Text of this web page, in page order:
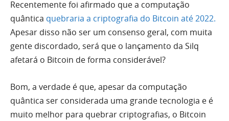
Recentemente foi afirmado que a computação
quântica quebraria a criptografia do Bitcoin até 2022.
Apesar disso não ser um consenso geral, com muita
gente discordado, será que o lançamento da Silq
afetará o Bitcoin de forma considerável?
Bom, a verdade é que, apesar da computação
quântica ser considerada uma grande tecnologia e é
muito melhor para quebrar criptografias, o Bitcoin